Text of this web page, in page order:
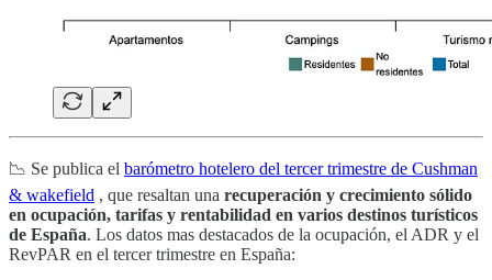
📉 Se publica el barómetro hotelero del tercer trimestre de Cushman
& wakefield , que resaltan una recuperación y crecimiento sólido
en ocupación, tarifas y rentabilidad en varios destinos turísticos
de España. Los datos mas destacados de la ocupación, el ADR y el
RevPAR en el tercer trimestre en España: